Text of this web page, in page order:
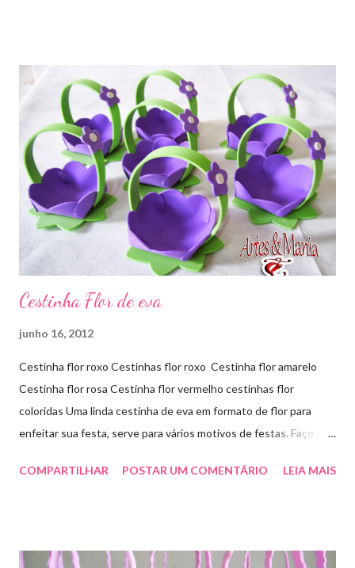
Cestinha Flor de eva
junho 16, 2012
Cestinha flor roxo Cestinhas flor roxo Cestinha flor amarelo
Cestinha flor rosa Cestinha flor vermelho cestinhas flor
coloridas Uma linda cestinha de eva em formato de flor para
enfeitar sua festa, serve para vários motivos de festas. Faço
artesmania1@hotmail.com
COMPARTILHAR POSTAR UM COMENTÁRIO LEIA MAIS